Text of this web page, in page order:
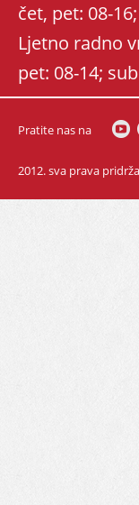
čet, pet: 08-
Ljetno radno
pet: 08-14;
Pratite nas na
2012. sva prava